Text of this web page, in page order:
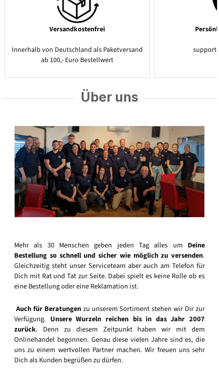
Versandkostenfrei
Innerhalb von Deutschland als Paketversand
ab 100,- Euro Bestellwert
Über uns
Mehr als 30 Menschen geben jeden Tag alles um Deine
Bestellung so schnell und sicher wie möglich zu versenden.
Gleichzeitig steht unser Serviceteam aber auch am Telefon für
Dich mit Rat und Tat zur Seite. Dabei spielt es keine Rolle ob es
eine Bestellung oder eine Reklamation ist.
Auch für Beratungenzu unserem Sortiment stehen wir Dir zur
Verfügung. Unsere Wurzeln reichen bis in das Jahr 2007
zurück. Denn zu diesem Zeitpunkt haben wir mit dem
Onlinehandel begonnen. Genau diese vielen Jahre sind es, die
uns zu einem wertvollen Partner machen. Wir freuen uns sehr
Dich als Kunden begrüßen zu dürfen.